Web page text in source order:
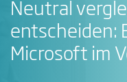
Neutral
entscheiden:
Microsoft im